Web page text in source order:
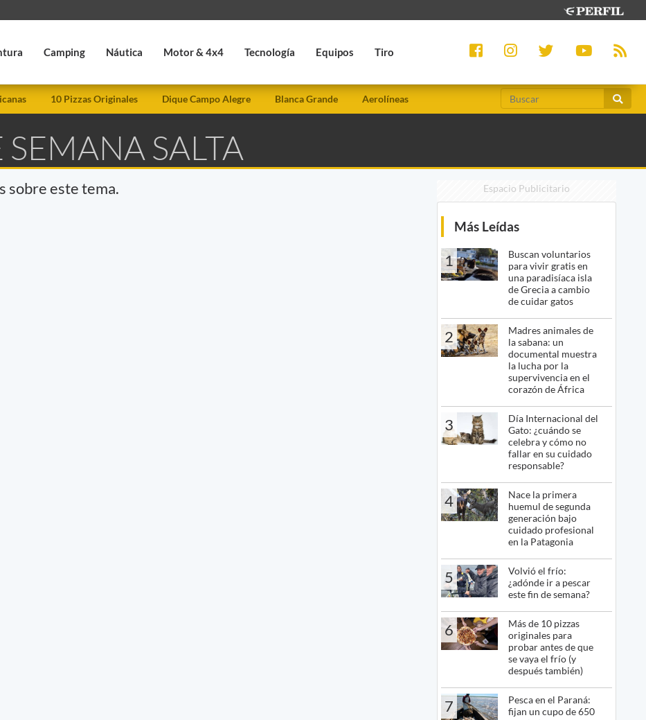
Camping Náutica Motor & 4x4 Tecnología Equipos Tiro
10 Pizzas Originales Dique Campo Alegre Blanca Grande Aerolíneas
SALTA
sobre este tema. Espacio Publicitario
Más Leídas
1
Buscan voluntarios
para vivir gratis en
una paradisíaca isla
de Grecia a cambio
de cuidar gatos
2
Madres animales de
la sabana: un
documental muestra
la lucha por la
supervivencia en el
corazón de África
3
Día Internacional del
Gato: ¿cuándo se
celebra y cómo no
fallar en su cuidado
responsable?
4
Nace la primera
huemul de segunda
generación bajo
cuidado profesional
en la Patagonia
5
Volvió el frío:
¿adónde ir a pescar
este fin de semana?
6
Más de 10 pizzas
originales para
probar antes de que
se vaya el frío (y
después también)
7
Pesca en el Paraná:
fijan un cupo de 650